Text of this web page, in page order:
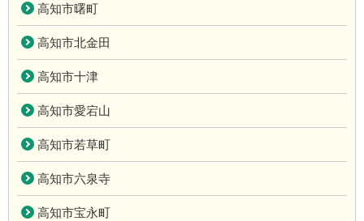
高知市曙町
高知市北金田
高知市十津
高知市愛宕山
高知市若草町
高知市六泉寺
高知市宝永町